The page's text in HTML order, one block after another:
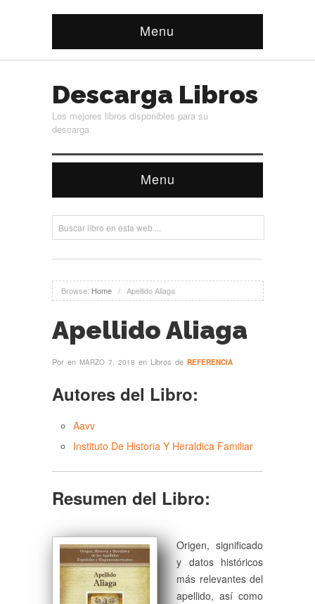
Menu
Descarga Libros
Los mejores libros disponibles para su
descarga
Menu
Browse: Home / Apellido Aliaga
Apellido Aliaga
Por en MARZO 7, 2018 en Libros de REFERENCIA
Autores del Libro:
Aavv
Instituto De Historia Y Heraldica Familiar
Resumen del Libro:
Origen, significado
y datos históricos
más relevantes del
apellido, así como